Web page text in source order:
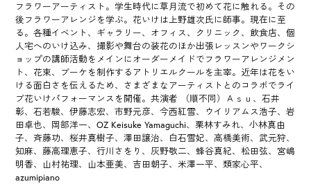
フラワーアーティスト。学生時代に草月流で初めて花に触れる。その
後フラワーアレンジを学ぶ。花いけは上野雄次氏に師事。現在に至
る。各種イベント、ギャラリー、オフィス、クリニック、飲食店、個
人宅へのいけ込み、撮影や舞台の装花のほか出張レッスンやワークシ
ョップの講師活動をメインにオーダーメイドでフラワーアレンジメン
ト、花束、ブーケを制作するアトリエルクールを主宰。近年は花をい
ける面白さを伝えるため、さまざまなアーティストとのコラボでライ
ブ花いけパフォーマンスを開催。共演者 （順不同）Ａｓｕ、石井
彰、石若駿、伊藤志宏、市野元彦、今西紅雪、ウイリアムス浩子、岩
田卓也、岡部洋一、OZ Keisuke Yamaguchi、栗林すみれ、小林真由
子、斉藤功、桜井真樹子、澤田譲治、白石雪妃、高橋美術、武元狩、
知麻、藤高理恵子、行川さをり、灰野敬二、蜂谷真紀、松田弦、宮嶋
明香、山村祐理、山本亜美、吉田朝子、米澤一平、類家心平、
azumipiano